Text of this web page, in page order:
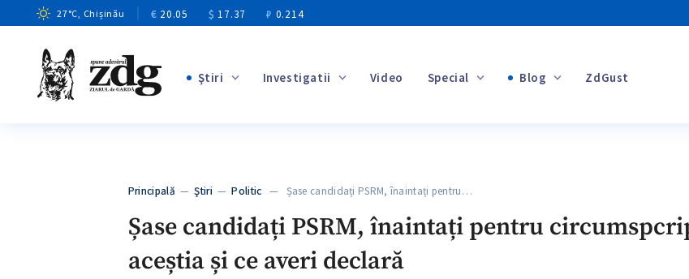
27°C, Chișinău € 20.05 $ 17.37 ₽ 0.214
Ştiri Investigatii Video Special Blog ZdGust
Principală —Ştiri —Politic — Șase candidați PSRM, înaintați pentru…
Șase candidați PSRM, înaintați pentru
aceștia și ce averi declară